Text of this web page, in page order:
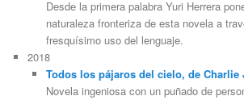
Desde la primera palabra Yuri Herrera
naturaleza fronteriza de esta novela a
fresquísimo uso del lenguaje.
2018
Todos los pájaros del cielo, de Charlie
Novela ingeniosa con un puñado de